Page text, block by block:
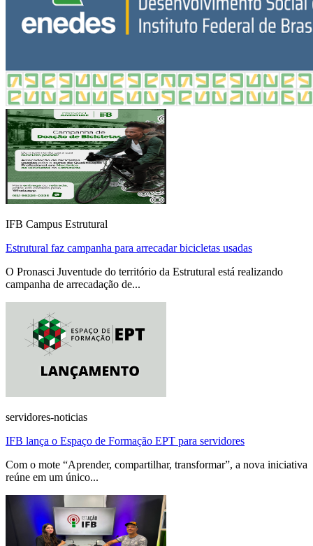
IFB Campus Estrutural
Estrutural faz campanha para arrecadar bicicletas usadas
O Pronasci Juventude do território da Estrutural está realizando
campanha de arrecadação de...
servidores-noticias
IFB lança o Espaço de Formação EPT para servidores
Com o mote “Aprender, compartilhar, transformar”, a nova iniciativa
reúne em um único...